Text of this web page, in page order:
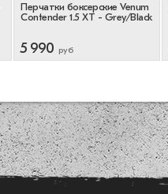
Перчатки боксерские Venum
Contender 1.5 XT - Grey/Black
5 990 руб